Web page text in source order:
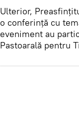
Ulterior,
o conferință cu
eveniment au
Pastoarală pentru